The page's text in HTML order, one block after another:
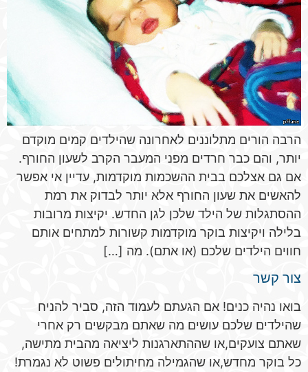
הרבה הורים מתלוננים לאחרונה שהילדים קמים מוקדם
יותר, והם כבר חרדים מפני המעבר הקרב לשעון החורף.
אם גם אצלכם בבית ההשכמות מוקדמות, עדיין אי אפשר
להאשים את שעון החורף אלא יותר לבדוק את רמת
ההסתגלות של הילד שלכן לגן החדש. יקיצות מרובות
בלילה ויקיצות בוקר מוקדמות קשורות למתחים אותם
חווים הילדים שלכם (או אתם). מה […]
צור קשר
בואו נהיה כנים! אם הגעתם לעמוד הזה, סביר להניח
שהילדים שלכם עושים מה שאתם מבקשים רק אחרי
שאתם צועקים,או שההתארגנות ליציאה מהבית מתישה,
כל בוקר מחדש,או שהגמילה מחיתולים פשוט לא נגמרת!